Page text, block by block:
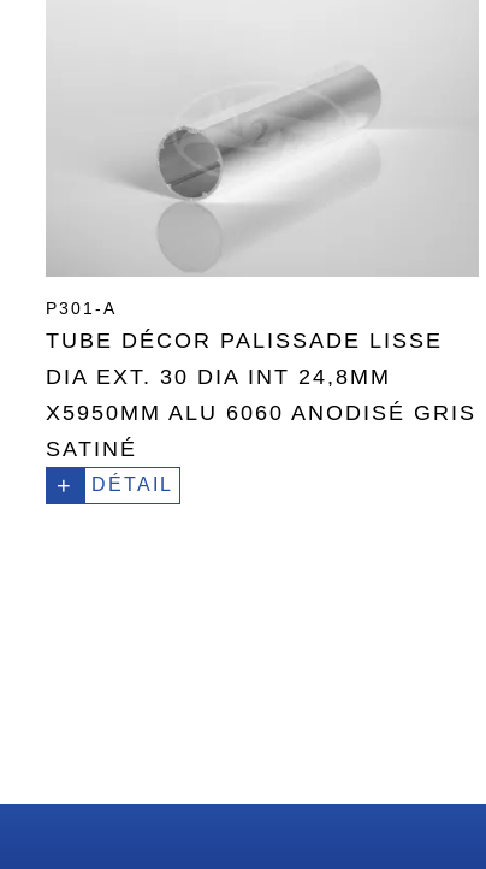
P301-A
TUBE DÉCOR PALISSADE LISSE
DIA EXT. 30 DIA INT 24,8MM
X5950MM ALU 6060 ANODISÉ GRIS
SATINÉ
+ DÉTAIL